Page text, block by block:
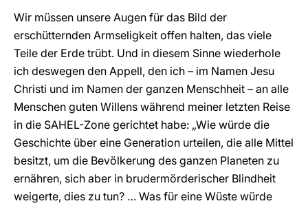
Wir müssen unsere Augen für das Bild der
erschütternden Armseligkeit offen halten, das viele
Teile der Erde trübt. Und in diesem Sinne wiederhole
ich deswegen den Appell, den ich – im Namen Jesu
Christi und im Namen der ganzen Menschheit – an alle
Menschen guten Willens während meiner letzten Reise
in die SAHEL-Zone gerichtet habe: „Wie würde die
Geschichte über eine Generation urteilen, die alle Mittel
besitzt, um die Bevölkerung des ganzen Planeten zu
ernähren, sich aber in brudermörderischer Blindheit
weigerte, dies zu tun? … Was für eine Wüste würde